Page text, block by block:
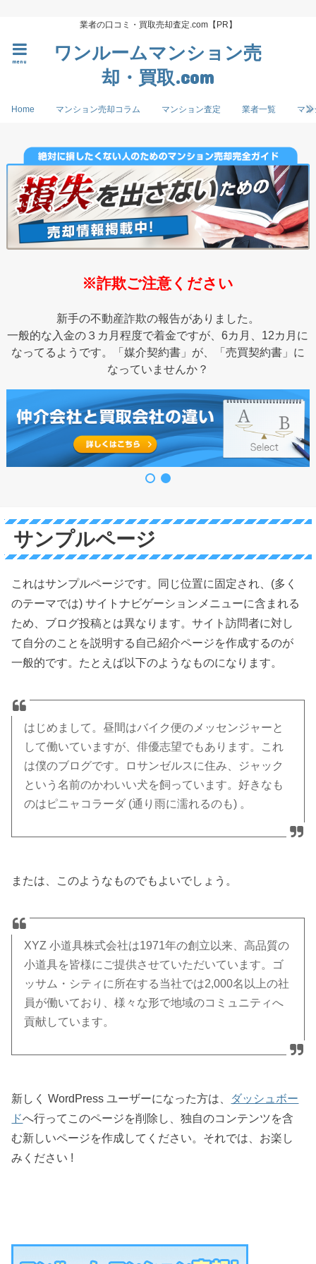
業者の口コミ・買取売却査定.com【PR】
ワンルームマンション売
却・買取.com
menu
Home マンション売却コラム マンション査定 業者一覧 マン
※詐欺ご注意ください
新手の不動産詐欺の報告がありました。
一般的な入金の３カ月程度で着金ですが、6カ月、12カ月に
なってるようです。「媒介契約書」が、「売買契約書」に
なっていませんか？
サンプルページ
これはサンプルページです。同じ位置に固定され、(多く
のテーマでは) サイトナビゲーションメニューに含まれる
ため、ブログ投稿とは異なります。サイト訪問者に対し
て自分のことを説明する自己紹介ページを作成するのが
一般的です。たとえば以下のようなものになります。
はじめまして。昼間はバイク便のメッセンジャーと
して働いていますが、俳優志望でもあります。これ
は僕のブログです。ロサンゼルスに住み、ジャック
という名前のかわいい犬を飼っています。好きなも
のはピニャコラーダ (通り雨に濡れるのも) 。
または、このようなものでもよいでしょう。
XYZ 小道具株式会社は1971年の創立以来、高品質の
小道具を皆様にご提供させていただいています。ゴ
ッサム・シティに所在する当社では2,000名以上の社
員が働いており、様々な形で地域のコミュニティへ
貢献しています。
新しく WordPress ユーザーになった方は、 ダッシュボー
ドへ行ってこのページを削除し、独自のコンテンツを含
む新しいページを作成してください。それでは、お楽し
みください !